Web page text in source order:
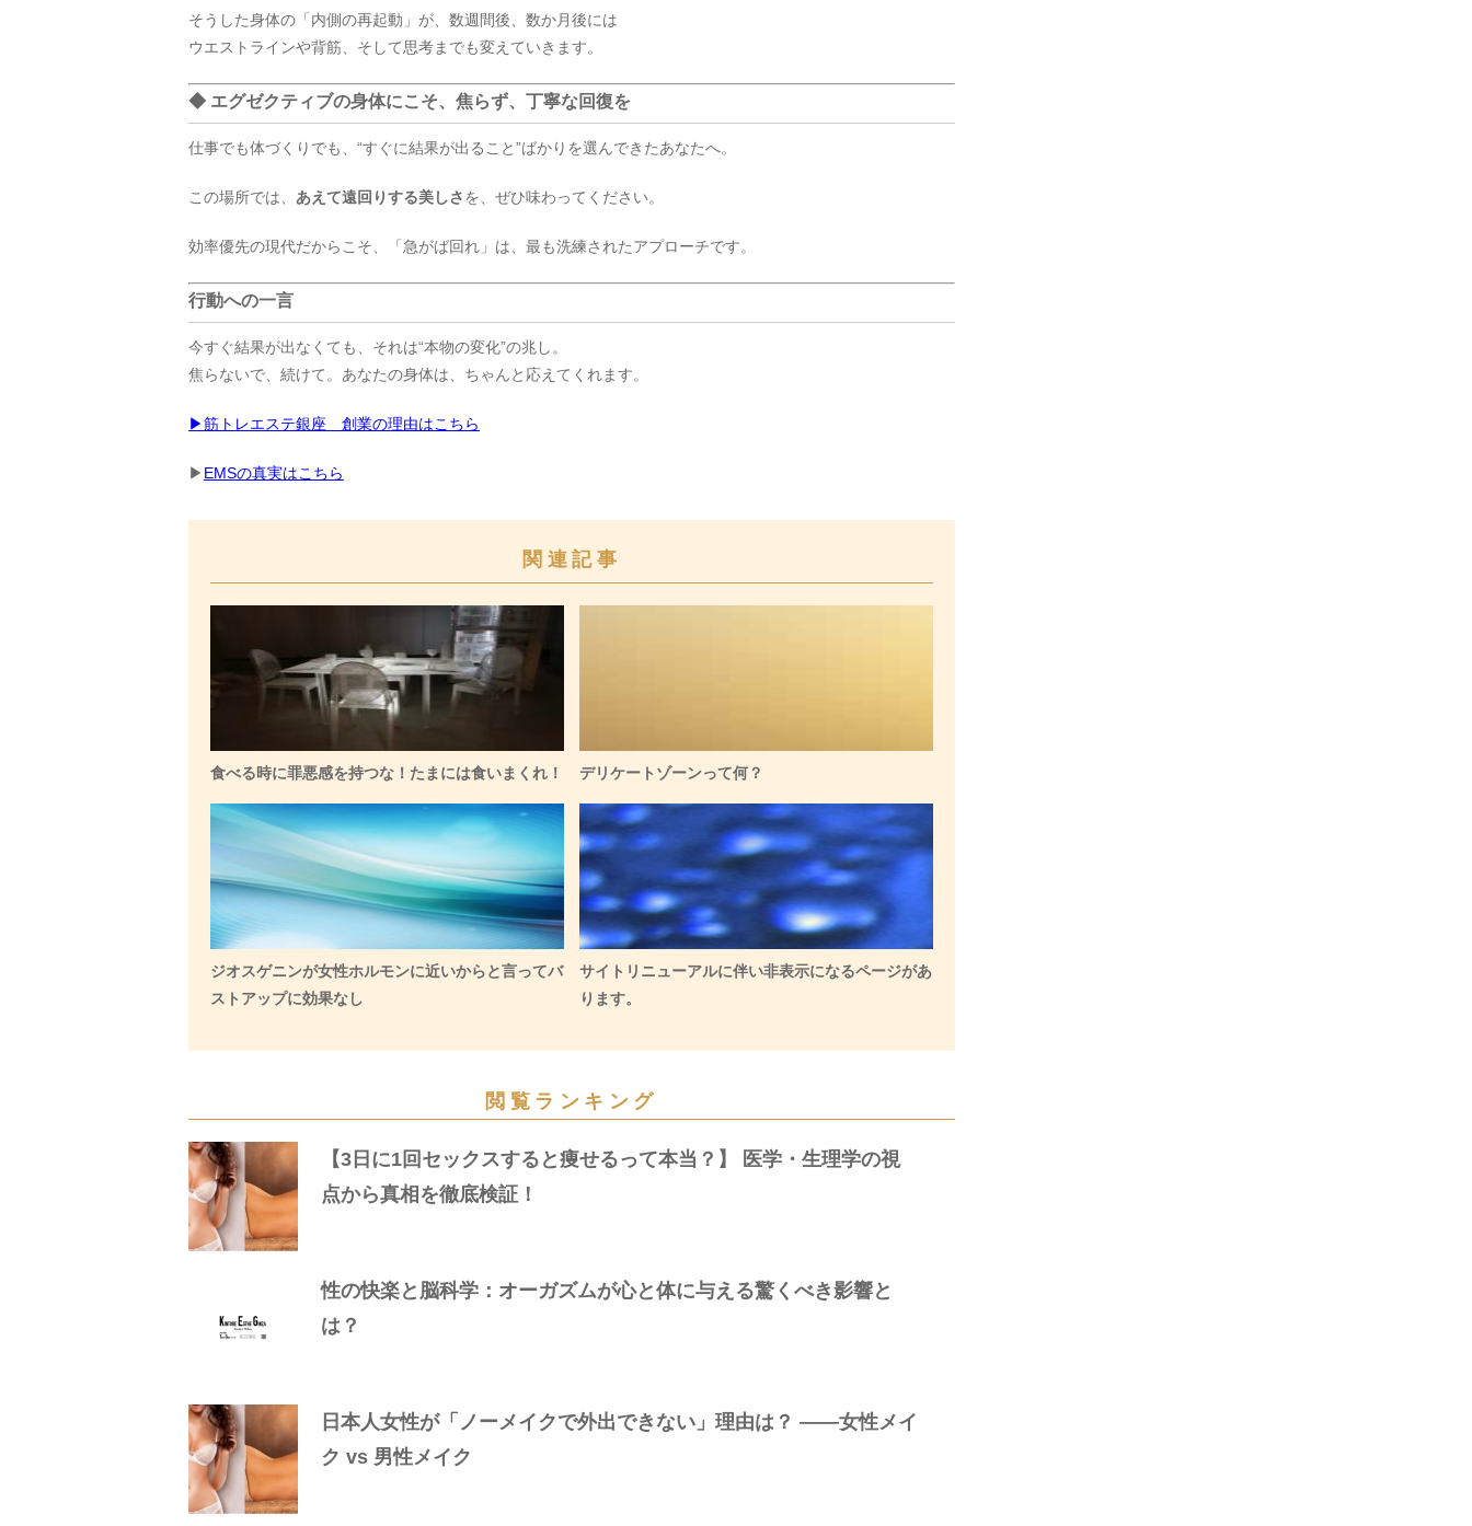
そうした身体の「内側の再起動」が、数週間後、数か月後には
ウエストラインや背筋、そして思考までも変えていきます。
◆ エグゼクティブの身体にこそ、焦らず、丁寧な回復を
仕事でも体づくりでも、“すぐに結果が出ること”ばかりを選んできたあなたへ。
この場所では、 あえて遠回りする美しさを、ぜひ味わってください。
効率優先の現代だからこそ、「急がば回れ」は、最も洗練されたアプローチです。
行動への一言
今すぐ結果が出なくても、それは“本物の変化”の兆し。
焦らないで、続けて。あなたの身体は、ちゃんと応えてくれます。
▶筋トレエステ銀座 創業の理由はこちら
▶ EMSの真実はこちら
関連記事
食べる時に罪悪感を持つな！たまには食いまくれ！ デリケートゾーンって何？
ジオスゲニンが女性ホルモンに近いからと言ってバ
ストアップに効果なし
サイトリニューアルに伴い非表示になるページがあ
ります。
閲覧ランキング
【3日に1回セックスすると痩せるって本当？】 医学・生理学の視
点から真相を徹底検証！
性の快楽と脳科学：オーガズムが心と体に与える驚くべき影響と
は？
日本人女性が「ノーメイクで外出できない」理由は？ —―女性メイ
ク vs 男性メイク